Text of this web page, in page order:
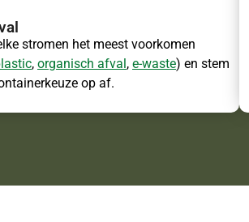
stromen het meest voorkomen
, organisch afval, e-waste) en stem
op af.